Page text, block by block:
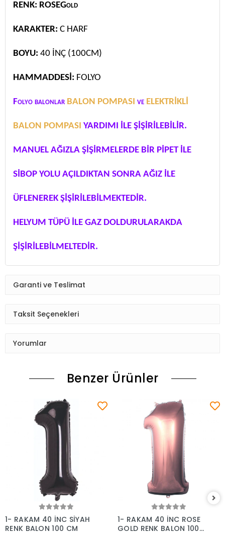
RENK: ROSEGold
KARAKTER: C HARF
BOYU: 40 İNÇ (100CM)
HAMMADDESİ: FOLYO
Folyo balonlar BALON POMPASI ve ELEKTRİKLİ
BALON POMPASI YARDIMI İLE ŞİŞİRİLEBİLİR.
MANUEL AĞIZLA ŞİŞİRMELERDE BİR PİPET İLE
SİBOP YOLU AÇILDIKTAN SONRA AĞIZ İLE
ÜFLENEREK ŞİŞİRİLEBİLMEKTEDİR.
HELYUM TÜPÜ İLE GAZ DOLDURULARAKDA
ŞİŞİRİLEBİLMELTEDİR.
Garanti ve Teslimat
Taksit Seçenekleri
Yorumlar
Benzer Ürünler
Sepete Ekle
1- RAKAM 40 İNC SİYAH
RENK BALON 100 CM
Sepete Ekle
1- RAKAM 40 İNC ROSE
GOLD RENK BALON 100